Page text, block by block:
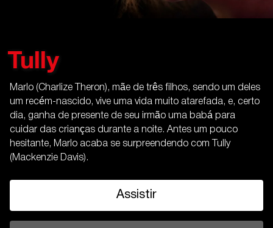
Tully
Marlo (Charlize Theron), mãe de três filhos, sendo um deles
um recém-nascido, vive uma vida muito atarefada, e, certo
dia, ganha de presente de seu irmão uma babá para
cuidar das crianças durante a noite. Antes um pouco
hesitante, Marlo acaba se surpreendendo com Tully
(Mackenzie Davis).
Assistir